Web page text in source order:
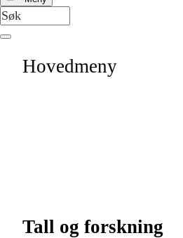
Hovedmeny
Tall og forskning